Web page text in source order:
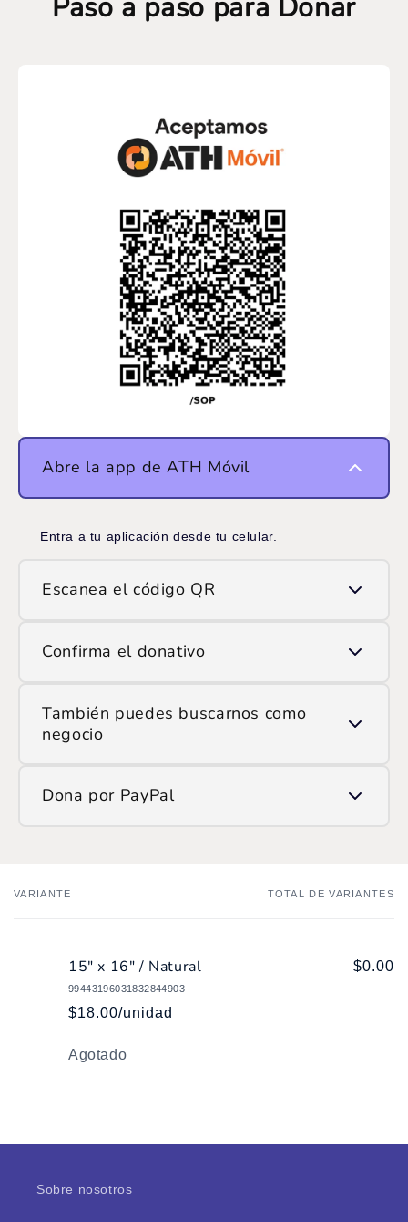
Abre la app de ATH Móvil
Entra a tu aplicación desde tu celular.
Escanea el código QR
Usa la opción de escanear QR y apunta la cámara
Confirma el donativo
Ingresa el monto que deseas donar y confirma la
transacción.
También puedes buscarnos como
negocio
Si prefieres hacerlo manualmente, encuéntranos en
ATH Móvil como:
Dona por PayPal
Tu
VARIANTE TOTAL DE VARIANTES
15" x 16" / Natural
99443196031832844903
$18.00/unidad
$0.00
Cantidad
Agotado
Sobre nosotros